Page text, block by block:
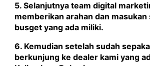
5. Selanjutnya team digital
memberikan arahan dan masukan
busget yang ada miliki.
6. Kemudian setelah sudah
berkunjung ke dealer kami yang